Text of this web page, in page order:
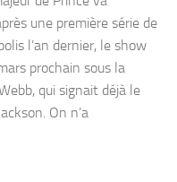
une première série de
l’an dernier, le show
prochain sous la
qui signait déjà le
On n’a